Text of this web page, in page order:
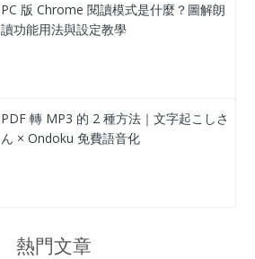
PC 版 Chrome 閱讀模式是什麼？圖解朗
讀功能用法與設定教學
PDF 轉 MP3 的 2 種方法｜文字起こしさ
ん × Ondoku 免費語音化
熱門文章